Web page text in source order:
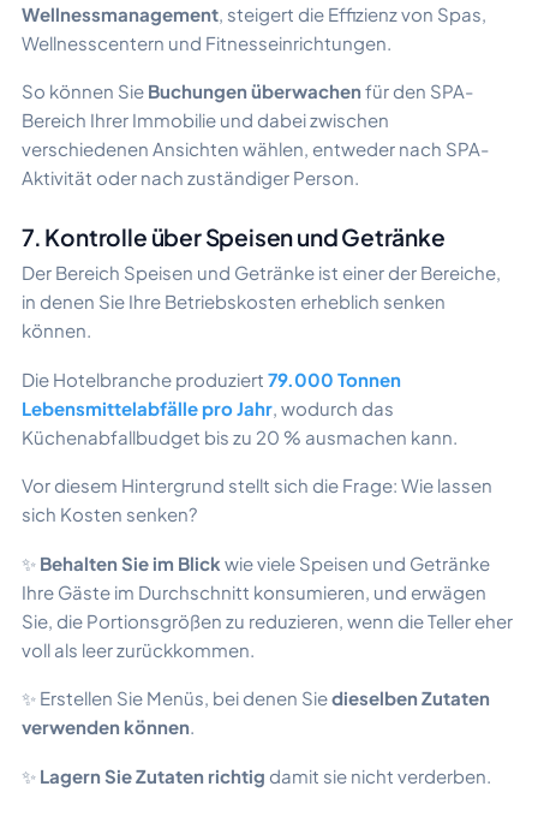
Wellnessmanagement, steigert die Effizienz von Spas,
Wellnesscentern und Fitnesseinrichtungen.
So können Sie Buchungen überwachen für den SPA-
Bereich Ihrer Immobilie und dabei zwischen
verschiedenen Ansichten wählen, entweder nach SPA-
Aktivität oder nach zuständiger Person.
7. Kontrolle über Speisen und Getränke
Der Bereich Speisen und Getränke ist einer der Bereiche,
in denen Sie Ihre Betriebskosten erheblich senken
können.
Die Hotelbranche produziert 79.000 Tonnen
Lebensmittelabfälle pro Jahr , wodurch das
Küchenabfallbudget bis zu 20 % ausmachen kann.
Vor diesem Hintergrund stellt sich die Frage: Wie lassen
sich Kosten senken?
✨ Behalten Sie im Blick wie viele Speisen und Getränke
Ihre Gäste im Durchschnitt konsumieren, und erwägen
Sie, die Portionsgrößen zu reduzieren, wenn die Teller eher
voll als leer zurückkommen.
✨ Erstellen Sie Menüs, bei denen Siedieselben Zutaten
verwenden können.
✨ Lagern Sie Zutaten richtig damit sie nicht verderben.